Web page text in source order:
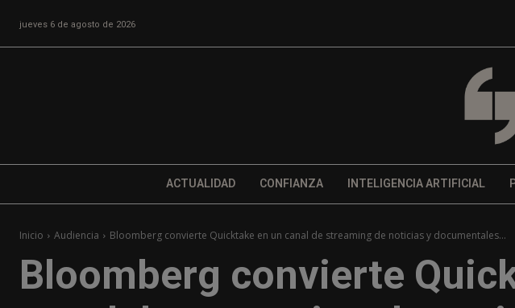
jueves 6 de agosto de 2026
ACTUALIDAD CONFIANZA INTELIGENCIA ARTIFICIAL
Inicio Audiencia Bloomberg convierte Quicktake en un canal de streaming de noticias y documentales...
Bloomberg convierte